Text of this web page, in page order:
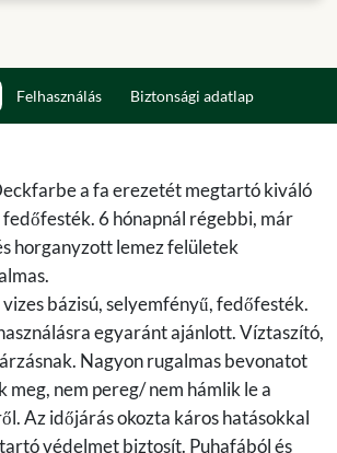
Felhasználás Biztonsági adatlap
a fa erezetét megtartó kiváló
6 hónapnál régebbi, már
horganyzott lemez felületek
bázisú, selyemfényű, fedőfesték.
egyaránt ajánlott. Víztaszító,
Nagyon rugalmas bevonatot
meg, nem pereg/ nem hámlik le a
Az időjárás okozta káros hatásokkal
védelmet biztosít. Puhafából és